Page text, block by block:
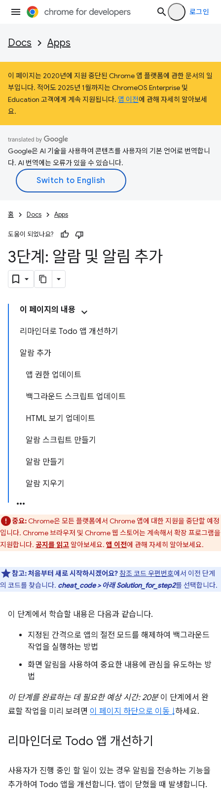
로그인
Docs Apps
이 페이지는 2020년에 지원 중단된 Chrome 앱 플랫폼에 관한 문서의 일
부입니다. 적어도 2025년 1월까지는 ChromeOS Enterprise 및
Education 고객에게 계속 지원됩니다. 앱 이전에 관해 자세히 알아보세
요.
Google은 AI 기술을 사용하여 콘텐츠를 사용자의 기본 언어로 번역합니
다. AI 번역에는 오류가 있을 수 있습니다.
홈 Docs Apps
도움이 되었나요?
3단계: 알람 및 알림 추가
이 페이지의 내용
리마인더로 Todo 앱 개선하기
알람 추가
앱 권한 업데이트
백그라운드 스크립트 업데이트
HTML 보기 업데이트
알람 스크립트 만들기
알람 만들기
알람 지우기
중요:Chrome은 모든 플랫폼에서 Chrome 앱에 대한 지원을 중단할 예정
입니다. Chrome 브라우저 및 Chrome 웹 스토어는 계속해서 확장 프로그램을
지원합니다. 공지를 읽고 알아보세요. 앱 이전에 관해 자세히 알아보세요.
참고:처음부터 새로 시작하시겠어요? 참조 코드 우편번호에서 이전 단계
의 코드를 찾습니다. cheat_code > 아래 Solution_for_step2를 선택합니다.
이 단계에서 학습할 내용은 다음과 같습니다.
지정된 간격으로 앱의 절전 모드를 해제하여 백그라운드
작업을 실행하는 방법
화면 알림을 사용하여 중요한 내용에 관심을 유도하는 방
법
이 단계를 완료하는 데 필요한 예상 시간: 20분이 단계에서 완
료할 작업을 미리 보려면 이 페이지 하단으로 이동 ↓하세요.
리마인더로 Todo 앱 개선하기
사용자가 진행 중인 할 일이 있는 경우 알림을 전송하는 기능을
추가하여 Todo 앱을 개선합니다. 앱이 닫혔을 때 발생합니다.